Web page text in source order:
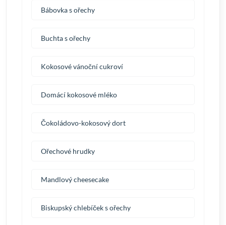
Bábovka s ořechy
Buchta s ořechy
Kokosové vánoční cukroví
Domácí kokosové mléko
Čokoládovo-kokosový dort
Ořechové hrudky
Mandlový cheesecake
Biskupský chlebíček s ořechy